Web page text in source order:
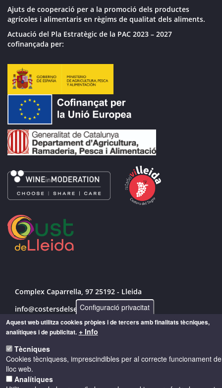
Ajuts de cooperació per a la promoció dels productes
agrícoles i alimentaris en règims de qualitat dels aliments.
Actuació del Pla Estratègic de la PAC 2023 – 2027
cofinançada per:
Complex Caparrella, 97 25192 - Lleida
info@costersdelsegre.es
973 264 583
© Copyright 2026 - Drets reservats
Configuració privacitat
Aquest web utilitza cookies pròpies i de tercers amb finalitats tècniques,
analítiques i de publicitat. + Info
Tècniques
Cookies tècniquess, imprescindibles per al correcte funcionament
lloc web.
Analítiques